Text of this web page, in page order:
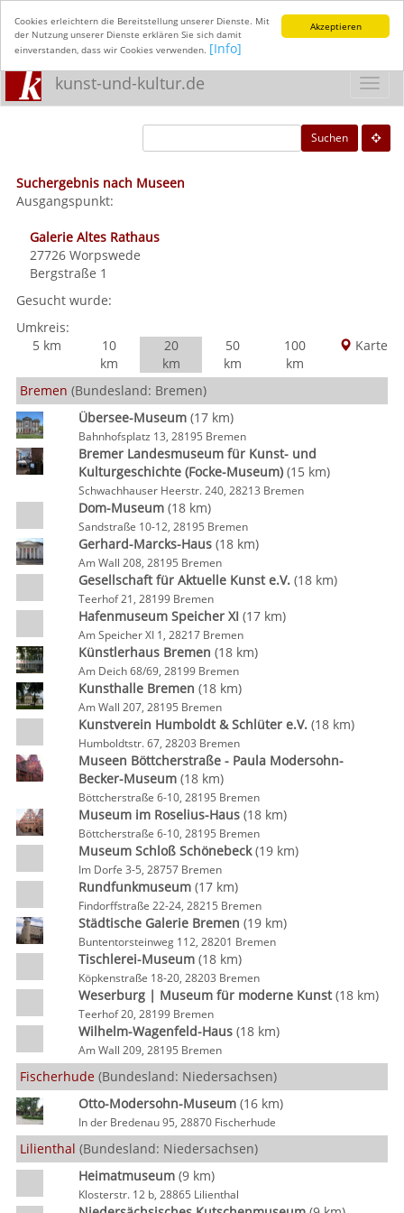
Akzeptieren
Cookies erleichtern die Bereitstellung unserer Dienste. Mit
der Nutzung unserer Dienste erklären Sie sich damit
einverstanden, dass wir Cookies verwenden. [Info]
kunst-und-kultur.de
Suchen
Suchergebnis nach Museen
Ausgangspunkt:
Galerie Altes Rathaus
27726 Worpswede
Bergstraße 1
Gesucht wurde:
Umkreis:
5 km
10
km
20
km
50
km
100
km
Karte
Bremen (Bundesland: Bremen)
Übersee-Museum(17 km)
Bahnhofsplatz 13, 28195 Bremen
Bremer Landesmuseum für Kunst- und
Kulturgeschichte (Focke-Museum)(15 km)
Schwachhauser Heerstr. 240, 28213 Bremen
Dom-Museum(18 km)
Sandstraße 10-12, 28195 Bremen
Gerhard-Marcks-Haus(18 km)
Am Wall 208, 28195 Bremen
Gesellschaft für Aktuelle Kunst e.V.(18 km)
Teerhof 21, 28199 Bremen
Hafenmuseum Speicher XI (17 km)
Am Speicher XI 1, 28217 Bremen
Künstlerhaus Bremen (18 km)
Am Deich 68/69, 28199 Bremen
Kunsthalle Bremen (18 km)
Am Wall 207, 28195 Bremen
Kunstverein Humboldt & Schlüter e.V.(18 km)
Humboldtstr. 67, 28203 Bremen
Museen Böttcherstraße - Paula Modersohn-
Becker-Museum(18 km)
Böttcherstraße 6-10, 28195 Bremen
Museum im Roselius-Haus(18 km)
Böttcherstraße 6-10, 28195 Bremen
Museum Schloß Schönebeck(19 km)
Im Dorfe 3-5, 28757 Bremen
Rundfunkmuseum(17 km)
Findorffstraße 22-24, 28215 Bremen
Städtische Galerie Bremen (19 km)
Buntentorsteinweg 112, 28201 Bremen
Tischlerei-Museum(18 km)
Köpkenstraße 18-20, 28203 Bremen
Weserburg | Museum für moderne Kunst(18 km)
Teerhof 20, 28199 Bremen
Wilhelm-Wagenfeld-Haus(18 km)
Am Wall 209, 28195 Bremen
Fischerhude (Bundesland: Niedersachsen)
Otto-Modersohn-Museum(16 km)
In der Bredenau 95, 28870 Fischerhude
Lilienthal (Bundesland: Niedersachsen)
Heimatmuseum(9 km)
Klosterstr. 12 b, 28865 Lilienthal